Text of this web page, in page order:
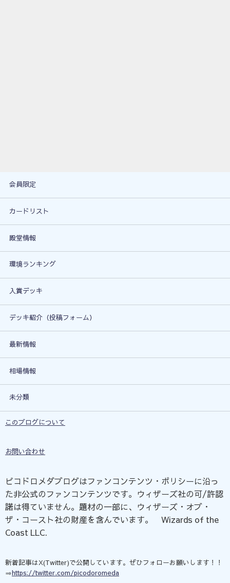
会員限定
カードリスト
殿堂情報
環境ランキング
入賞デッキ
デッキ紹介（投稿フォーム）
最新情報
相場情報
未分類
このブログについて
お問い合わせ
ピコドロメダブログはファンコンテンツ・ポリシーに沿っ
た非公式のファンコンテンツです。ウィザーズ社の可/許認
諾は得ていません。題材の一部に、ウィザーズ・オブ・
ザ・コースト社の財産を含んでいます。©Wizards of the
Coast LLC.
新着記事はX(Twitter)で公開しています。ぜひフォローお願いします！！
⇒ https://twitter.com/picodoromeda